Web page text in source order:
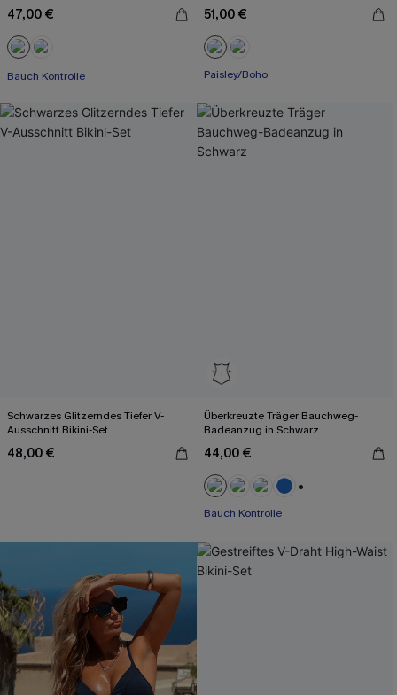
47,00 €
Mit Gratis-Maßband
Bauch Kontrolle
51,00 €
Paisley/Boho
Schwarzes Glitzerndes Tiefer V-
Ausschnitt Bikini-Set
48,00 €
Überkreuzte Träger Bauchweg-
Badeanzug in Schwarz
44,00 €
Bauch Kontrolle